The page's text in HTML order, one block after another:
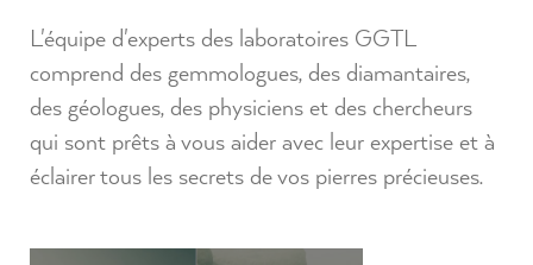
L'équipe d'experts des laboratoires GGTL
comprend des gemmologues, des diamantaires,
des géologues, des physiciens et des chercheurs
qui sont prêts à vous aider avec leur expertise et à
éclairer tous les secrets de vos pierres précieuses.